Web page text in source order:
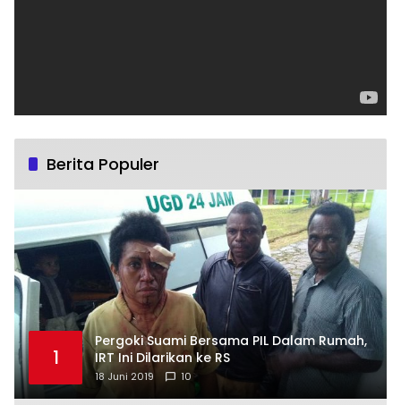
Berita Populer
1
Pergoki Suami Bersama PIL Dalam Rumah,
IRT Ini Dilarikan ke RS
18 Juni 2019 10